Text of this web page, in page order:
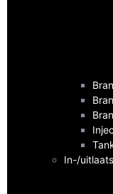
In-/